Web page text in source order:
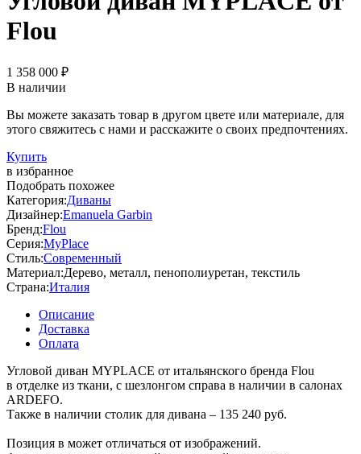
Flou
1 358 000 ₽
В наличии
Вы можете заказать товар в другом цвете или материале, для
этого свяжитесь с нами и расскажите о своих предпочтениях.
Купить
в избранное
Подобрать похожее
Категория:Диваны
Дизайнер:Emanuela Garbin
Бренд:Flou
Серия:MyPlace
Стиль:Современный
Материал:Дерево, металл, пенополиуретан, текстиль
Страна:Италия
Описание
Доставка
Оплата
Угловой диван MYPLACE от итальянского бренда Flou
в отделке из ткани, с шезлонгом справа в наличии в салонах
ARDEFO.
Также в наличии столик для дивана – 135 240 руб.
Позиция в может отличаться от изображений.